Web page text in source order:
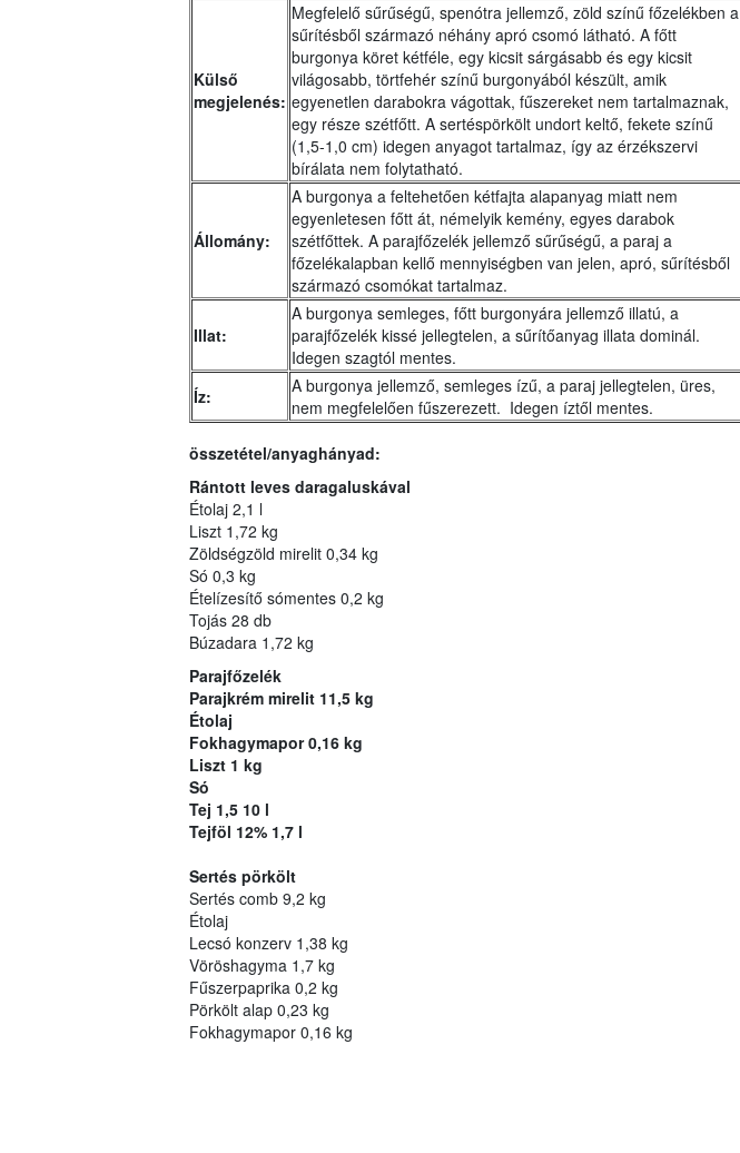
Külső
megjelenés:
Megfelelő sűrűségű, spenótra jellemző, zöld színű főzelékben a
sűrítésből származó néhány apró csomó látható. A főtt
burgonya köret kétféle, egy kicsit sárgásabb és egy kicsit
világosabb, törtfehér színű burgonyából készült, amik
egyenetlen darabokra vágottak, fűszereket nem tartalmaznak,
egy része szétfőtt. A sertéspörkölt undort keltő, fekete színű
(1,5-1,0 cm) idegen anyagot tartalmaz, így az érzékszervi
bírálata nem folytatható.
Állomány:
A burgonya a feltehetően kétfajta alapanyag miatt nem
egyenletesen főtt át, némelyik kemény, egyes darabok
szétfőttek. A parajfőzelék jellemző sűrűségű, a paraj a
főzelékalapban kellő mennyiségben van jelen, apró, sűrítésből
származó csomókat tartalmaz.
Illat:
A burgonya semleges, főtt burgonyára jellemző illatú, a
parajfőzelék kissé jellegtelen, a sűrítőanyag illata dominál.
Idegen szagtól mentes.
Íz:
A burgonya jellemző, semleges ízű, a paraj jellegtelen, üres,
nem megfelelően fűszerezett. Idegen íztől mentes.
összetétel/anyaghányad:
Rántott leves daragaluskával
Étolaj 2,1 l
Liszt 1,72 kg
Zöldségzöld mirelit 0,34 kg
Só 0,3 kg
Ételízesítő sómentes 0,2 kg
Tojás 28 db
Búzadara 1,72 kg
Parajfőzelék
Parajkrém mirelit 11,5 kg
Étolaj
Fokhagymapor 0,16 kg
Liszt 1 kg
Só
Tej 1,5 10 l
Tejföl 12% 1,7 l
Sertés pörkölt
Sertés comb 9,2 kg
Étolaj
Lecsó konzerv 1,38 kg
Vöröshagyma 1,7 kg
Fűszerpaprika 0,2 kg
Pörkölt alap 0,23 kg
Fokhagymapor 0,16 kg